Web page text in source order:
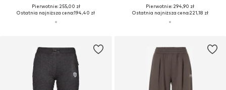
Pierwotnie: 255,00 zł
Ostatnia najniższa cena:194,40 zł
Pierwotnie: 294,90 zł
Ostatnia najniższa cena:221,18 zł